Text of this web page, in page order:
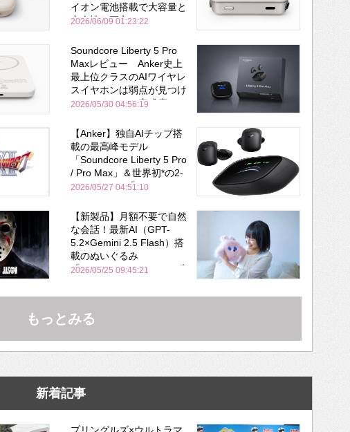
イオン電池搭載で大容量と
安全性を両立
2026/06/09 01:23:22
Soundcore Liberty 5 Pro
Maxレビュー Anker史上
最上位クラスのAIワイヤレ
スイヤホンは弱点が見つけ
づらいくらいの完成度にび
Bose並み
2026/05/30 04:56:19
【Anker】独自AIチップ搭
載の最高峰モデル
「Soundcore Liberty 5 Pro
/ Pro Max」＆世界初*の2-
in-1イヤホン「AeroFit 2
2026/05/27 04:51:10
【新製品】月額不要で自然
な会話！最新AI（GPT-
5.2×Gemini 2.5 Flash）搭
載のぬいぐるみ
「KOTTI」、Makuakeで先
2026/05/25 09:45:21
もっとみる
新着記事
プリングルズ×ウルトラマ